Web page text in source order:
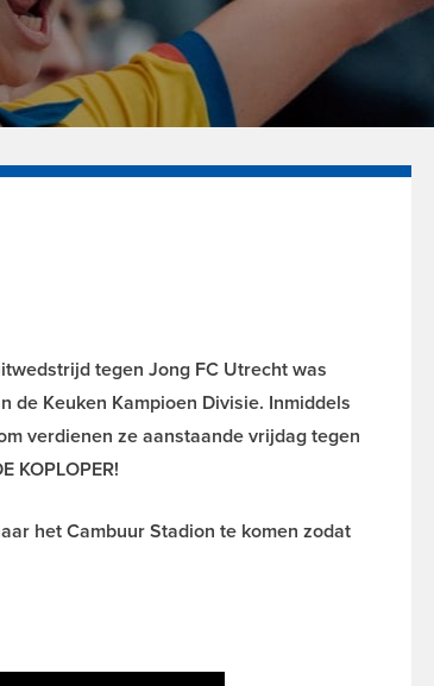
tegen Jong FC Utrecht was
de Keuken Kampioen Divisie. Inmiddels
verdienen ze aanstaande vrijdag tegen
KOPLOPER!
het Cambuur Stadion te komen zodat